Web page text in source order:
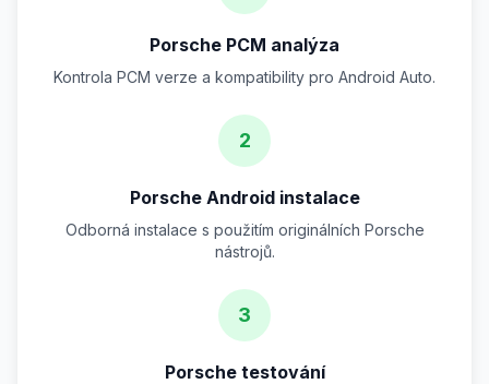
Porsche PCM analýza
Kontrola PCM verze a kompatibility pro Android Auto.
2
Porsche Android instalace
Odborná instalace s použitím originálních Porsche
nástrojů.
3
Porsche testování